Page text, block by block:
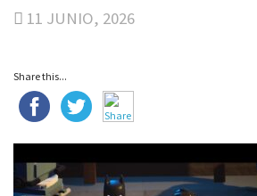
11 JUNIO, 2026
Share this...